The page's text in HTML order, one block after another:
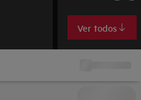
Ver todos